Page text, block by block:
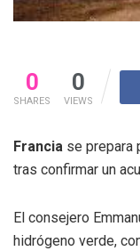
0
SHARES
0
VIEWS
Francia se prepara
tras confirmar un
El consejero
hidrógeno verde,